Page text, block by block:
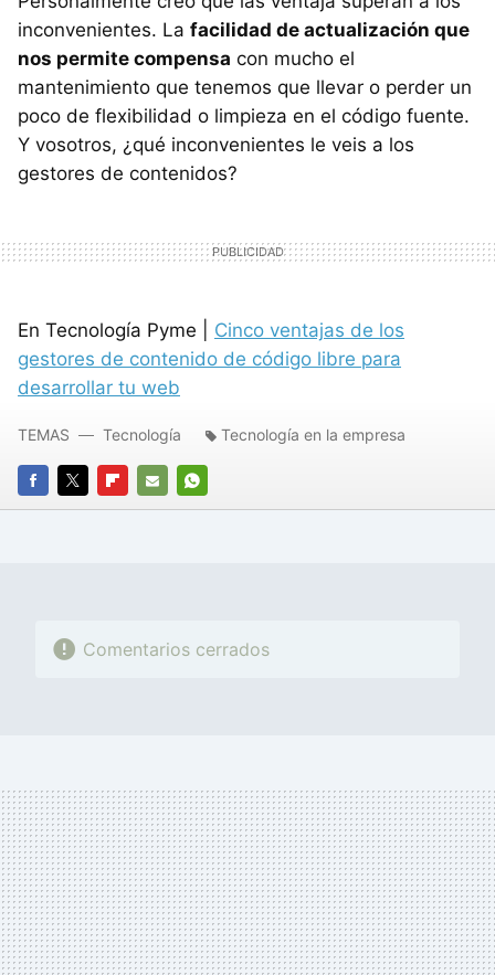
inconvenientes. La facilidad de actualización que
nos permite compensa con mucho el
mantenimiento que tenemos que llevar o perder un
poco de flexibilidad o limpieza en el código fuente.
Y vosotros, ¿qué inconvenientes le veis a los
gestores de contenidos?
En Tecnología Pyme | Cinco ventajas de los
gestores de contenido de código libre para
desarrollar tu web
FACEBOOK
TWITTERFLIPBOARD
E-
WHATSAPP
TEMAS Tecnología Tecnología en la empresa
Comentarios cerrados